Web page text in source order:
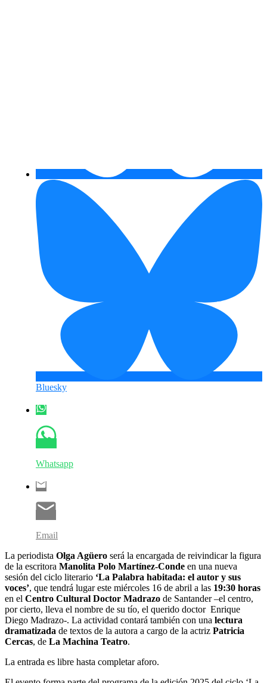
Bluesky
Whatsapp
Email
La periodista Olga Agüero será la encargada de reivindicar la figura
de la escritora Manolita Polo Martínez-Conde en una nueva
sesión del ciclo literario ‘La Palabra habitada: el autor y sus
voces’, que tendrá lugar este miércoles 16 de abril a las 19:30 horas
en el Centro Cultural Doctor Madrazo de Santander –el centro,
por cierto, lleva el nombre de su tío, el querido doctor Enrique
Diego Madrazo-. La actividad contará también con una lectura
dramatizada de textos de la autora a cargo de la actriz Patricia
Cercas, de La Machina Teatro.
La entrada es libre hasta completar aforo.